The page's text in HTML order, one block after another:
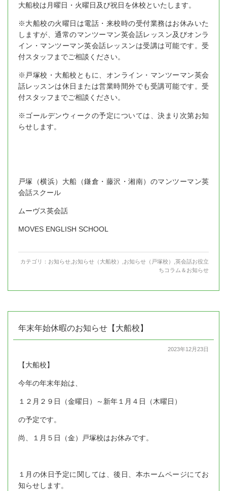
大船校は月曜日・火曜日及び祝日を休校といたします。
※大船校の火曜日は電話・来校時の受付業務はお休みいた
しますが、通常のマンツーマン英会話レッスン及びオンラ
イン・マンツーマン英会話レッスンは受講は可能です。受
付スタッフまでご相談ください。
※戸塚校・大船校ともに、オンライン・マンツーマン英会
話レッスンは休日または営業時間外でも受講可能です。受
付スタッフまでご相談ください。
※ゴールデンウィークの予定については、決まり次第お知
らせします。
戸塚（横浜）大船（鎌倉・藤沢・湘南）のマンツーマン英
会話スクール
ムーヴス英会話
MOVES ENGLISH SCHOOL
カテゴリ： お知らせ お知らせ（大船校） お知らせ（戸塚校）
英会話お役立
ちコラム＆お知らせ
年末年始休暇のお知らせ【大船校】
2023年12月23日
【大船校】
今年の年末年始は、
１２月２９日（金曜日）～新年１月４日（木曜日）
の予定です。
尚、１月５日（金）戸塚校はお休みです。
１月の休日予定に関しては、後日、本ホームページにてお
知らせします。